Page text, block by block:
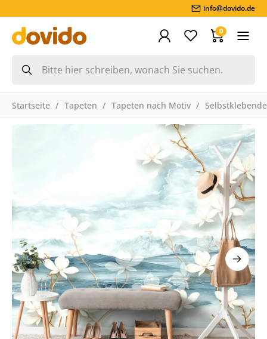
info@dovido.de
0
Startseite Tapeten Tapeten nach Motiv